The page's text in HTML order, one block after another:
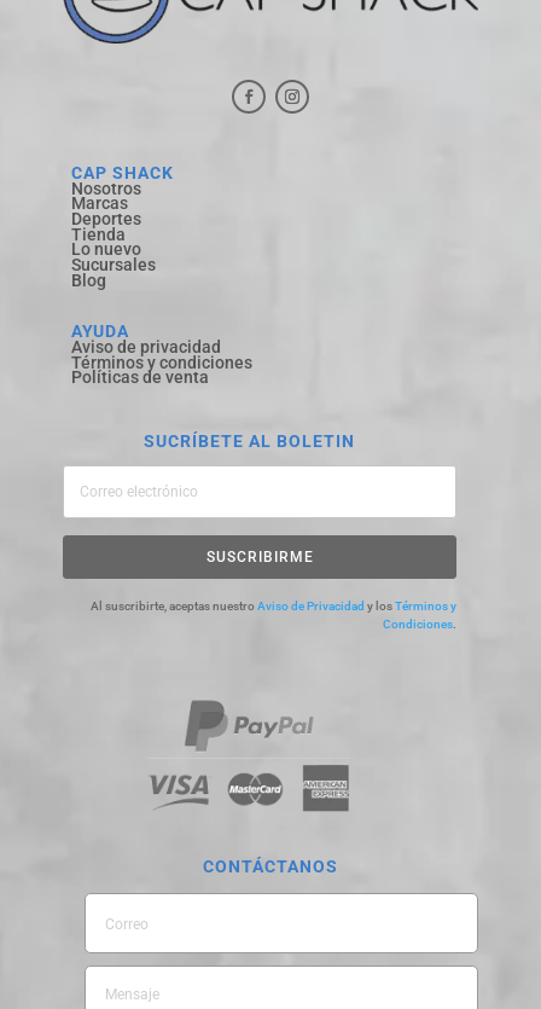
CAP SHACK
Nosotros
Marcas
Deportes
Tienda
Lo nuevo
Sucursales
Blog
AYUDA
Aviso de privacidad
Términos y condiciones
Políticas de venta
SUCRÍBETE AL BOLETIN
SUSCRIBIRME
Al suscribirte, aceptas nuestroAviso de Privacidad y losTérminos y
Condiciones.
CONTÁCTANOS